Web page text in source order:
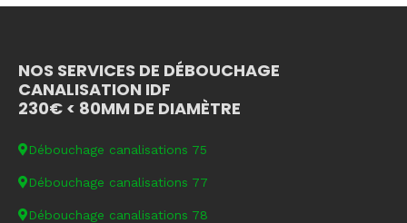
NOS SERVICES DE DÉBOUCHAGE
CANALISATION IDF
230€ < 80MM DE DIAMÈTRE
Débouchage canalisations 75
Débouchage canalisations 77
Débouchage canalisations 78